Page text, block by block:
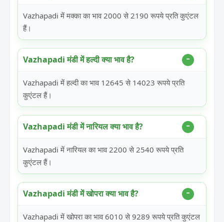
Vazhapadi में मक्का का भाव 2000 से 2190 रूपये प्रति कुएंटल
हैं।
Vazhapadi मंडी में हल्दी क्या भाव है?
Vazhapadi में हल्दी का भाव 12645 से 14023 रूपये प्रति
कुएंटल हैं।
Vazhapadi मंडी में नारियल क्या भाव है?
Vazhapadi में नारियल का भाव 2200 से 2540 रूपये प्रति
कुएंटल हैं।
Vazhapadi मंडी में खोपरा क्या भाव है?
Vazhapadi में खोपरा का भाव 6010 से 9289 रूपये प्रति कुएंटल